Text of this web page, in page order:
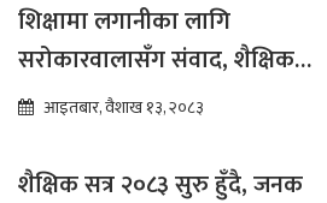
शिक्षामा लगानीका लागि
सरोकारवालासँग संवाद, शैक्षिक
सुधारमा जोड
आइतबार, वैशाख १३, २०८३
शैक्षिक सत्र २०८३ सुरु हुँदै, जनक